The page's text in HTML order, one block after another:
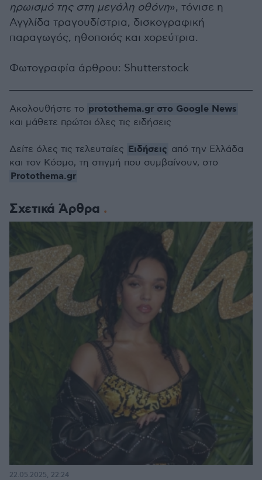
ηρωισμό της στη μεγάλη οθόνη», τόνισε η
Αγγλίδα τραγουδίστρια, δισκογραφική
παραγωγός, ηθοποιός και χορεύτρια.
Φωτογραφία άρθρου: Shutterstock
Σχετικά Άρθρα
22.05.2025, 22:24
Ακολουθήστε το protothema.gr στο Google News
και μάθετε πρώτοι όλες τις ειδήσεις
Δείτε όλες τις τελευταίες Ειδήσεις από την Ελλάδα
και τον Κόσμο, τη στιγμή που συμβαίνουν, στο
Protothema.gr